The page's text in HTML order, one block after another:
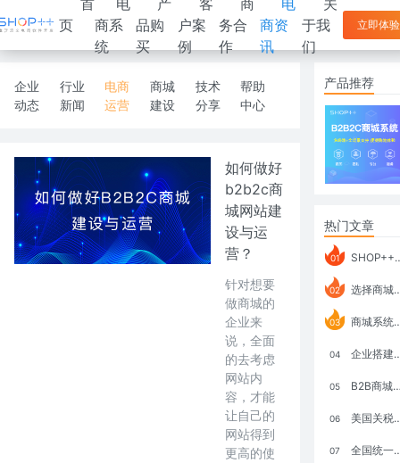
首
页
电
商系
统
产
品购
买
客
户案
例
商
务合
作
电
商资
讯
关
于我
们
立即体验
企业
动态
行业
新闻
电商
运营
商城
建设
技术
分享
帮助
中心
如何做好
b2b2c商
城网站建
设与运
营？
针对想要
做商城的
企业来
说，全面
的去考虑
网站内
容，才能
让自己的
网站得到
更高的使
产品推荐
热门文章
01 SHOP++ B2B2C V9.1 全新发布 新亮点
02 选择商城系统要考虑哪些问题？
03 商城系统如何打通跨境电商模式？
04 企业搭建积分商城系统要注意什么？
05 B2B商城系统搭建：开发语言、功能、优势分析
06 美国关税政策冲击全球电商格局：五大类平台受重创，转型与自救成关键
07 全国统一大市场：电商如何掘金新蓝海？